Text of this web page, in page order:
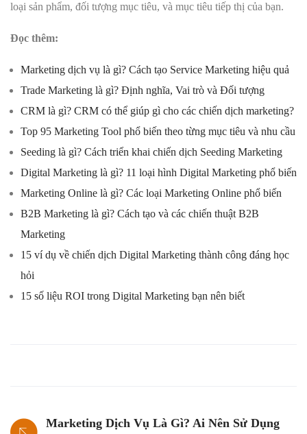
loại sản phẩm, đối tượng mục tiêu, và mục tiêu tiếp thị của bạn.
Đọc thêm:
Marketing dịch vụ là gì? Cách tạo Service Marketing hiệu quả
Trade Marketing là gì? Định nghĩa, Vai trò và Đối tượng
CRM là gì? CRM có thể giúp gì cho các chiến dịch marketing?
Top 95 Marketing Tool phổ biến theo từng mục tiêu và nhu cầu
Seeding là gì? Cách triển khai chiến dịch Seeding Marketing
Digital Marketing là gì? 11 loại hình Digital Marketing phổ biến
Marketing Online là gì? Các loại Marketing Online phổ biến
B2B Marketing là gì? Cách tạo và các chiến thuật B2B
Marketing
15 ví dụ về chiến dịch Digital Marketing thành công đáng học
hỏi
15 số liệu ROI trong Digital Marketing bạn nên biết
Marketing Dịch Vụ Là Gì? Ai Nên Sử Dụng